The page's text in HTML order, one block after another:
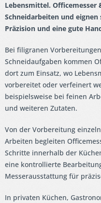
Lebensmittel. Officemesser
Schneidarbeiten und
Präzision und eine gute
Bei filigranen
Schneidaufgaben kommen
dort zum Einsatz, wo
vorbereitet oder verfeinert
beispielsweise bei feinen
und weiteren Zutaten.
Von der Vorbereitung
Arbeiten begleiten
Schritte innerhalb der
eine kontrollierte
Messerausstattung für
In privaten Küchen,